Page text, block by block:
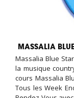
Massalia Blue
la musique
cours Massalia
Tous les Week